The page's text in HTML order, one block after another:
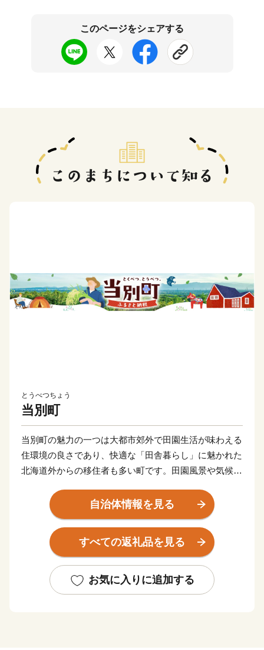
このページをシェアする
とうべつちょう
当別町
当別町の魅力の一つは大都市郊外で田園生活が味わえる
住環境の良さであり、快適な「田舎暮らし」に魅かれた
北海道外からの移住者も多い町です。田園風景や気候風
王国レクサンド市と姉妹都市提携を結び、北欧の伝統行
事である「夏至祭」は日本全国でも特徴的なイベントと
して定着しています。また、国内最大級の森林公園であ
る「道民の森」を始めとした自然環境の良さ、町内にあ
ど、当別町での暮らしに関する魅力は数多く挙げられま
自治体情報を見る
すべての返礼品を見る
お気に入りに追加する